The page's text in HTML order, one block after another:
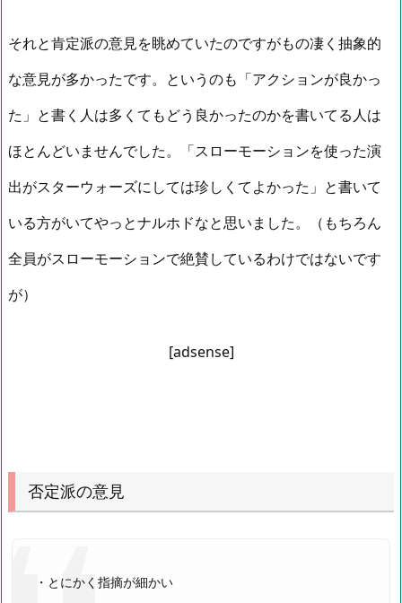
それと肯定派の意見を眺めていたのですがもの凄く抽象的
な意見が多かったです。というのも「アクションが良かっ
た」と書く人は多くてもどう良かったのかを書いてる人は
ほとんどいませんでした。「スローモーションを使った演
出がスターウォーズにしては珍しくてよかった」と書いて
いる方がいてやっとナルホドなと思いました。（もちろん
全員がスローモーションで絶賛しているわけではないです
が）
[adsense]
否定派の意見
・とにかく指摘が細かい